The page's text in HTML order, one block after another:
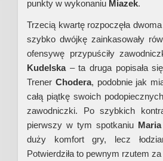
punkty w wykonaniu Miazek.
Trzecią kwartę rozpoczęła
szybko dwójkę zainkasowały
ofensywę przypuściły
Kudelska– ta druga popisała
Trener Chodera, podobnie jak
całą piątkę swoich
zawodniczki. Po szybkich
pierwszy w tym spotkaniu Maria
duży komfort gry, lecz
Potwierdziła to pewnym rzutem